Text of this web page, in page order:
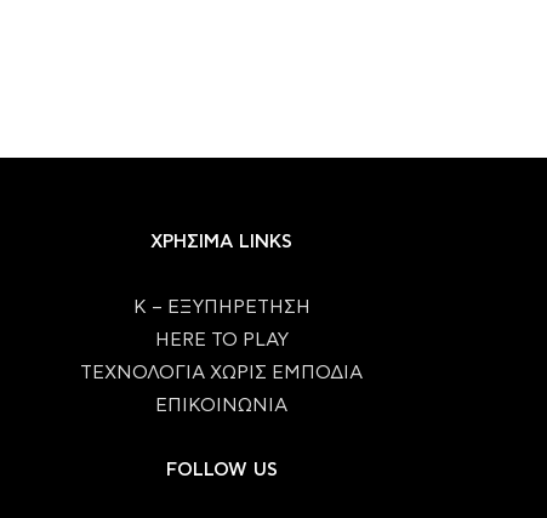
ΧΡΗΣΙΜΑ LINKS
Κ – ΕΞΥΠΗΡΕΤΗΣΗ
HERE TO PLAY
ΤΕΧΝΟΛΟΓΙΑ ΧΩΡΙΣ ΕΜΠΟΔΙΑ
ΕΠΙΚΟΙΝΩΝΙΑ
FOLLOW US